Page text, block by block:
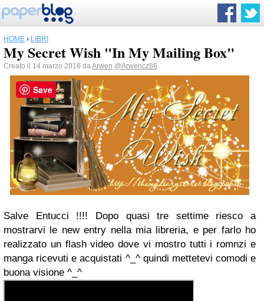
HOME › LIBRI
My Secret Wish "In My Mailing Box"
Creato il 14 marzo 2016 daArwen @Arwencz86
Salve Entucci !!!! Dopo quasi tre settime riesco a
mostrarvi le new entry nella mia libreria, e per farlo ho
realizzato un flash video dove vi mostro tutti i romnzi e
manga ricevuti e acquistati ^_^ quindi mettetevi comodi e
buona visione ^_^
Save